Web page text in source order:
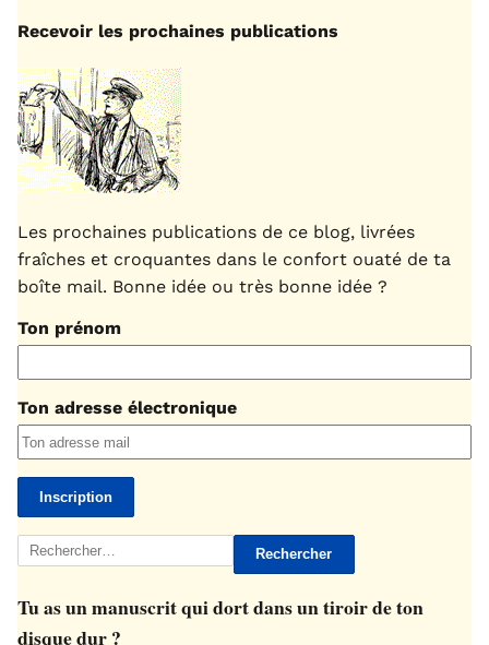
Recevoir les prochaines publications
Les prochaines publications de ce blog, livrées
fraîches et croquantes dans le confort ouaté de ta
boîte mail. Bonne idée ou très bonne idée ?
Ton prénom
Ton adresse électronique
Rechercher :
Tu as un manuscrit qui dort dans un tiroir de ton
disque dur ?